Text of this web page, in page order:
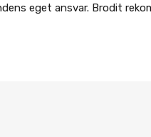
eget ansvar. Brodit